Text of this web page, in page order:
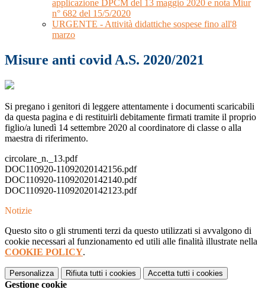
applicazione DPCM del 13 maggio 2020 e nota Miur
n° 682 del 15/5/2020
URGENTE - Attività didattiche sospese fino all'8
marzo
Misure anti covid A.S. 2020/2021
Si pregano i genitori di leggere attentamente i documenti scaricabili
da questa pagina e di restituirli debitamente firmati tramite il proprio
figlio/a lunedì 14 settembre 2020 al coordinatore di classe o alla
maestra di riferimento.
circolare_n._13.pdf
DOC110920-11092020142156.pdf
DOC110920-11092020142140.pdf
DOC110920-11092020142123.pdf
Notizie
Questo sito o gli strumenti terzi da questo utilizzati si avvalgono di
cookie necessari al funzionamento ed utili alle finalità illustrate nella
COOKIE POLICY.
Personalizza Rifiuta tutti i cookies Accetta tutti i cookies
Gestione cookie